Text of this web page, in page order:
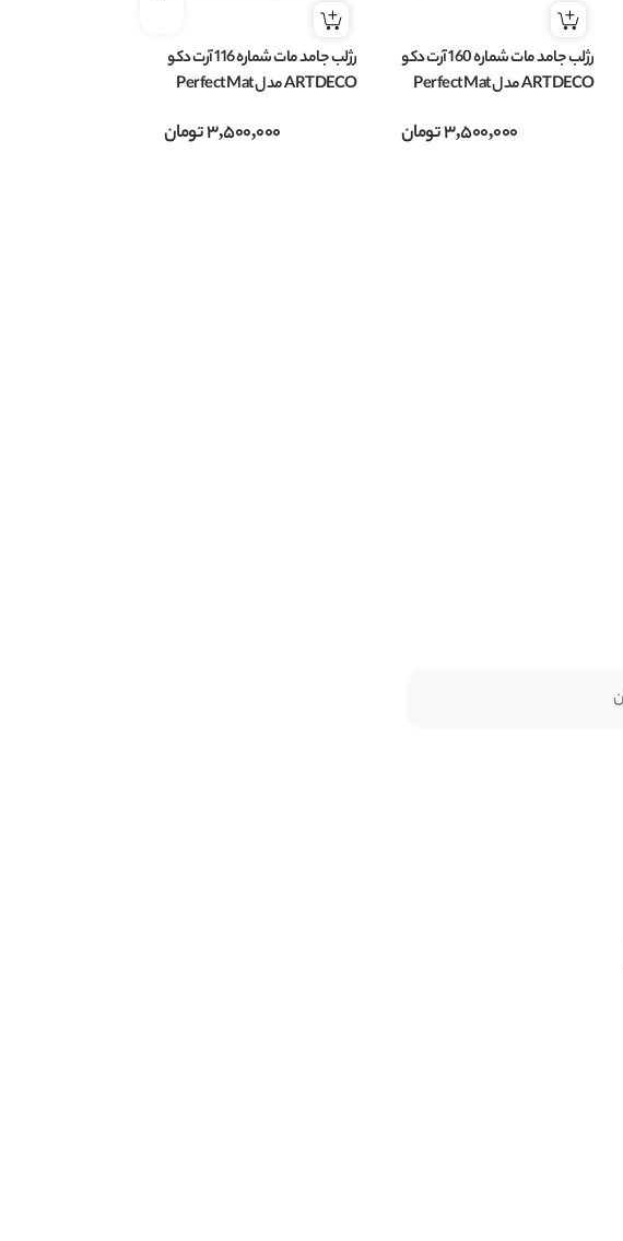
رژلب جامد مات شماره 160 آرت دکو
ARTDECO مدل Perfect Mat
3,500,000تومان
رژلب جامد مات شماره 116 آرت دکو
ARTDECO مدل Perfect Mat
3,500,000تومان